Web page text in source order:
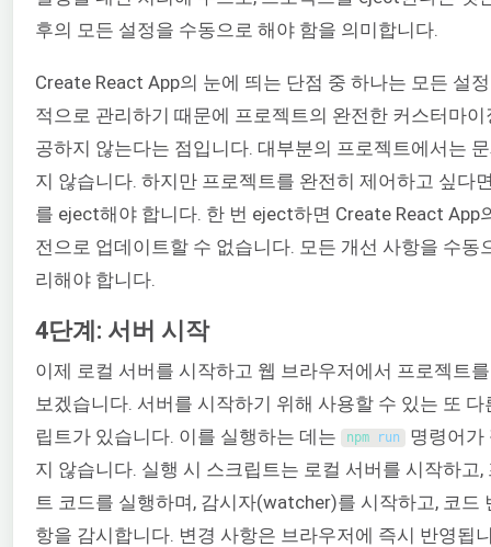
후의 모든 설정을 수동으로 해야 함을 의미합니다.
Create React App의 눈에 띄는 단점 중 하나는 모든 설
적으로 관리하기 때문에 프로젝트의 완전한 커스터마이
공하지 않는다는 점입니다. 대부분의 프로젝트에서는
지 않습니다. 하지만 프로젝트를 완전히 제어하고 싶다
를 eject해야 합니다. 한 번 eject하면 Create React App
전으로 업데이트할 수 없습니다. 모든 개선 사항을 수동
리해야 합니다.
4단계: 서버 시작
이제 로컬 서버를 시작하고 웹 브라우저에서 프로젝트
보겠습니다. 서버를 시작하기 위해 사용할 수 있는 또 다
립트가 있습니다. 이를 실행하는 데는
npm run 명령어가
지 않습니다. 실행 시 스크립트는 로컬 서버를 시작하고,
트 코드를 실행하며, 감시자(watcher)를 시작하고, 코드
항을 감시합니다. 변경 사항은 브라우저에 즉시 반영됩